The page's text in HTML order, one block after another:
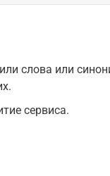
слова или
сервиса.